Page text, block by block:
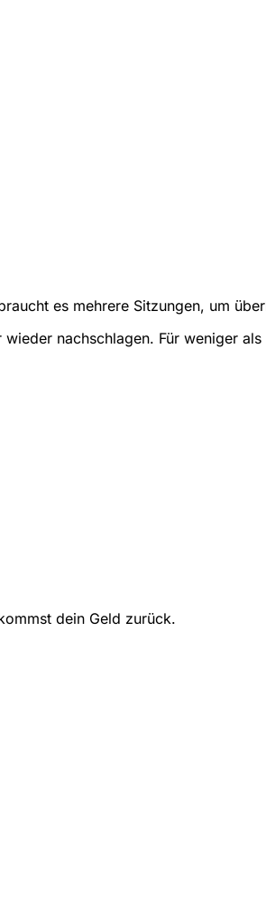
es mehrere Sitzungen, um
nachschlagen. Für weniger
dein Geld zurück.